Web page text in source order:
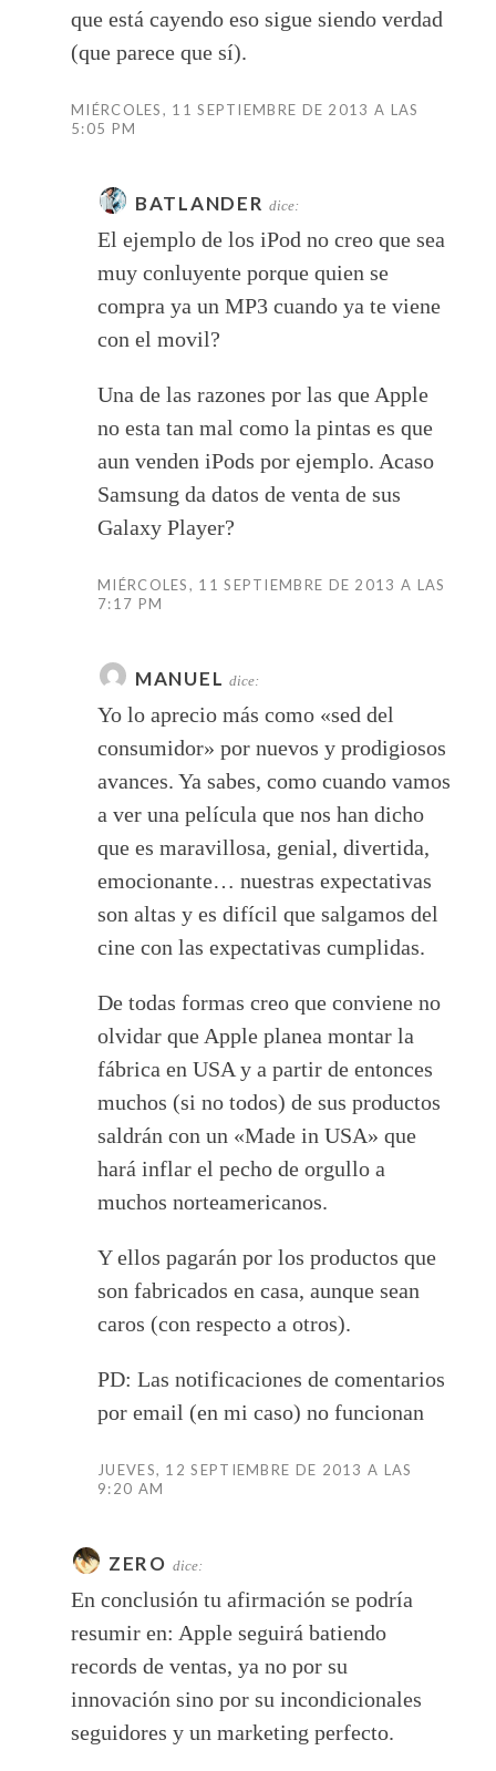
que está cayendo eso sigue siendo verdad
(que parece que sí).
MIÉRCOLES, 11 SEPTIEMBRE DE 2013 A LAS
5:05 PM
BATLANDER dice:
El ejemplo de los iPod no creo que sea
muy conluyente porque quien se
compra ya un MP3 cuando ya te viene
con el movil?
Una de las razones por las que Apple
no esta tan mal como la pintas es que
aun venden iPods por ejemplo. Acaso
Samsung da datos de venta de sus
Galaxy Player?
MIÉRCOLES, 11 SEPTIEMBRE DE 2013 A LAS
7:17 PM
MANUEL dice:
Yo lo aprecio más como «sed del
consumidor» por nuevos y prodigiosos
avances. Ya sabes, como cuando vamos
a ver una película que nos han dicho
que es maravillosa, genial, divertida,
emocionante… nuestras expectativas
son altas y es difícil que salgamos del
cine con las expectativas cumplidas.
De todas formas creo que conviene no
olvidar que Apple planea montar la
fábrica en USA y a partir de entonces
muchos (si no todos) de sus productos
saldrán con un «Made in USA» que
hará inflar el pecho de orgullo a
muchos norteamericanos.
Y ellos pagarán por los productos que
son fabricados en casa, aunque sean
caros (con respecto a otros).
PD: Las notificaciones de comentarios
por email (en mi caso) no funcionan
JUEVES, 12 SEPTIEMBRE DE 2013 A LAS
9:20 AM
ZERO dice:
En conclusión tu afirmación se podría
resumir en: Apple seguirá batiendo
records de ventas, ya no por su
innovación sino por su incondicionales
seguidores y un marketing perfecto.